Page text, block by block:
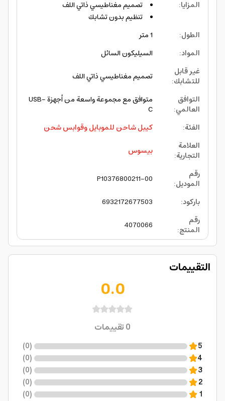
المزايا:
تصميم مغناطيسي ذاتي اللف
تنظيم بدون تشابك
الطول:
1 متر
المواد:
السيليكون السائل
غير قابل
للتشابك:
تصميم مغناطيسي ذاتي اللف
التوافق
العالمي:
متوافق مع مجموعة واسعة من أجهزة USB-
C
الفئة:
كيبل شاحن للموبايل وقوابس شحن
العلامة
التجارية:
بيسوس
رقم
الموديل:
P10376800211-00
باركود:
6932172677503
رقم
المنتج:
4070066
التقييمات
0.0
0تقييمات
5
(
0
)
4
(
0
)
3
(
0
)
2
(
0
)
1
(
0
)